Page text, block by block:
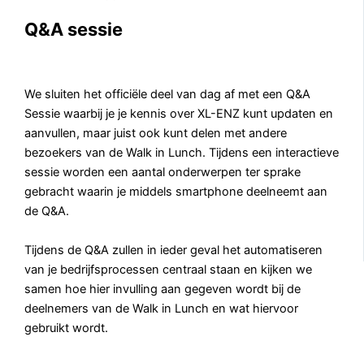
Q&A sessie
We sluiten het officiële deel van dag af met een Q&A
Sessie waarbij je je kennis over XL-ENZ kunt updaten en
aanvullen, maar juist ook kunt delen met andere
bezoekers van de Walk in Lunch. Tijdens een interactieve
sessie worden een aantal onderwerpen ter sprake
gebracht waarin je middels smartphone deelneemt aan
de Q&A.
Tijdens de Q&A zullen in ieder geval het automatiseren
van je bedrijfsprocessen centraal staan en kijken we
samen hoe hier invulling aan gegeven wordt bij de
deelnemers van de Walk in Lunch en wat hiervoor
gebruikt wordt.